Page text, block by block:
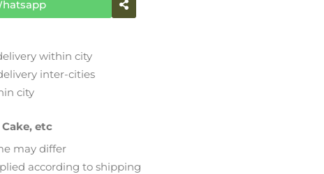
within city
inter-cities
city
etc
may differ
according to shipping